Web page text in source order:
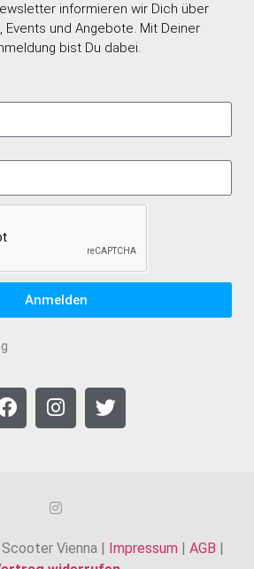
informieren wir Dich über
Events und Angebote. Mit Deiner
bist Du dabei.
Anmelden
Vienna | Impressum | AGB |